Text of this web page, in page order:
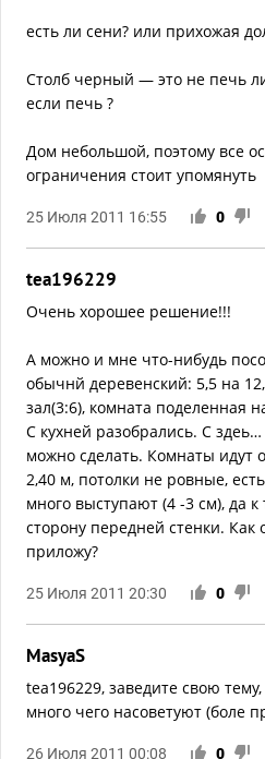
есть ли сени? или прихожая
Столб черный — это не печь
если печь ?
Дом небольшой, поэтому все
ограничения стоит упомянуть
25 Июля 2011 16:55 0
tea196229
Очень хорошее решение!!!
А можно и мне что-нибудь
обычнй деревенский: 5,5 на
зал(3:6), комната поделенная
С кухней разобрались. С
можно сделать. Комнаты идут
2,40 м, потолки не ровные,
много выступают (4 -3 см), да
сторону передней стенки. Как
приложу?
25 Июля 2011 20:30 0
MasyaS
tea196229, заведите свою
много чего насоветуют (боле
26 Июля 2011 00:08 0